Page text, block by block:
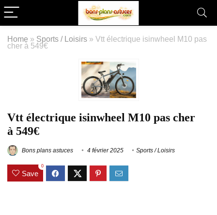
Home » Sports / Loisirs » Vtt électrique isinwheel M10 pas
cher à 549€
Vtt électrique isinwheel M10 pas cher
à 549€
Bons plans astuces 4 février 2025 Sports / Loisirs
Save
0